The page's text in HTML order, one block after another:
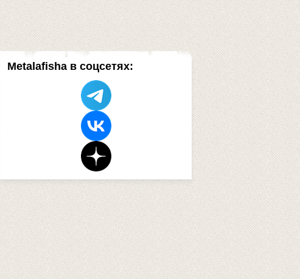
Metalafisha в соцсетях: